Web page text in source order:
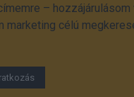
–
marketing célú